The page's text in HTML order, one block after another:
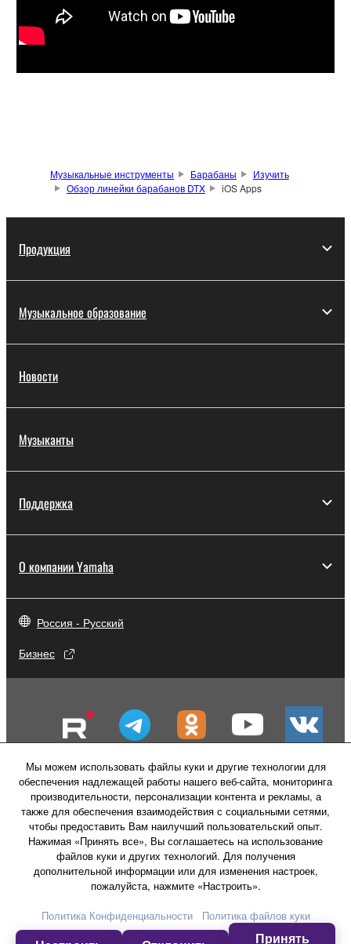
Музыкальные инструменты Барабаны
Изучить
Обзор линейки барабанов DTX
iOS Apps
Продукция
Музыкальное образование
Новости
Музыканты
Поддержка
О компании Yamaha
Россия - Русский
Бизнес
Мы можем использовать файлы куки и другие технологии для
обеспечения надлежащей работы нашего веб-сайта, мониторинга
производительности, персонализации контента и рекламы, а
также для обеспечения взаимодействия с социальными сетями,
чтобы предоставить Вам наилучший пользовательский опыт.
Нажимая «Принять все», Вы соглашаетесь на использование
файлов куки и других технологий. Для получения
дополнительной информации или для изменения настроек,
пожалуйста, нажмите «Настроить».
Политика Конфиденциальности
Политика файлов куки
Принять
Свяжитесь с намиУсловия использования
Политика конфиденциальности
Политика в отношении файлов куки